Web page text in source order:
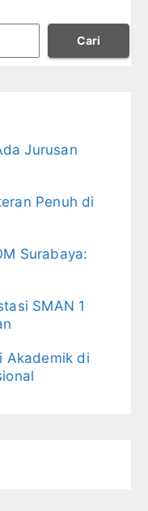
Cari
Jurusan
Penuh di
Surabaya:
SMAN 1
Akademik di